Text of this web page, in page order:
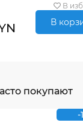
В
В
покупают
-